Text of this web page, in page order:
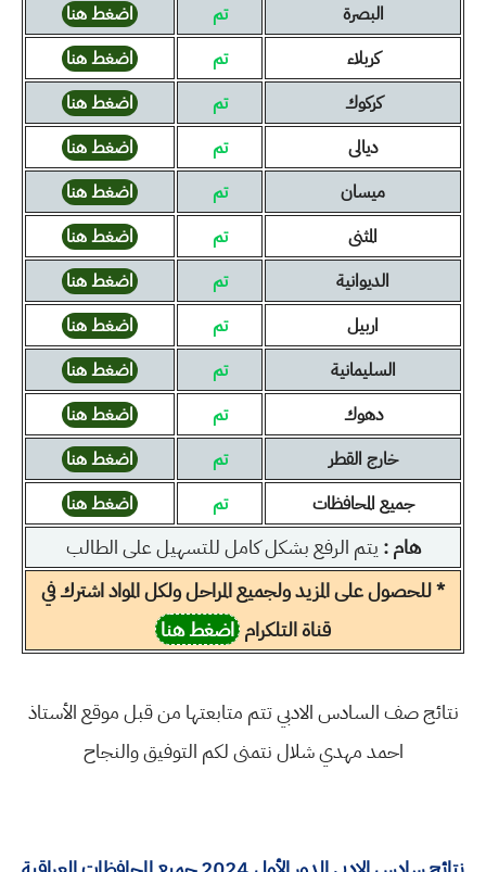
البصرة تم
اضغط هنا
كربلاء
تم
اضغط هنا
كركوك
تم
اضغط هنا
ديالى
تم
اضغط هنا
ميسان
تم
اضغط هنا
المثنى
تم
اضغط هنا
الديوانية
تم
اضغط هنا
اربيل
تم
اضغط هنا
السليمانية
تم
اضغط هنا
دهوك
تم
اضغط هنا
خارج القطر
تم
اضغط هنا
جميع المحافظات
تم اضغط هنا
هام : يتم الرفع بشكل كامل للتسهيل على الطالب
* للحصول على المزيد ولجميع المراحل ولكل المواد اشترك في
قناة التلكرام اضغط هنا
نتائج صف السادس الادبي تتم متابعتها من قبل موقع الأستاذ
احمد مهدي شلال نتمنى لكم التوفيق والنجاح